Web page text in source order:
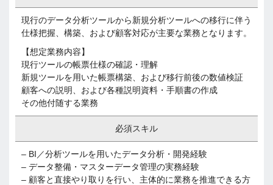
現行のデータ分析ツールから新規分析ツールへの移行に伴う
仕様把握、構築、および顧客対応が主要な業務となります。
【想定業務内容】
現行ツールの帳票仕様の確認・理解
新規ツールを用いた帳票構築、および移行前後の数値検証
顧客への説明、および各種説明資料・手順書の作成
その他付随する業務
必須スキル
– BI／分析ツールを用いたデータ分析・開発経験
– データ整備・マスターデータ管理の実務経験
– 顧客と直接やり取りを行い、主体的に業務を推進できる方